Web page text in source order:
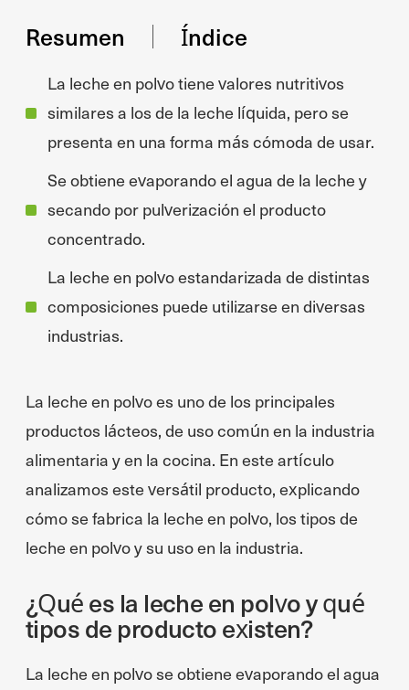
Resumen Índice
La leche en polvo tiene valores nutritivos
similares a los de la leche líquida, pero se
presenta en una forma más cómoda de usar.
Se obtiene evaporando el agua de la leche y
secando por pulverización el producto
concentrado.
La leche en polvo estandarizada de distintas
composiciones puede utilizarse en diversas
industrias.
La leche en polvo es uno de los principales
productos lácteos, de uso común en la industria
alimentaria y en la cocina. En este artículo
analizamos este versátil producto, explicando
cómo se fabrica la leche en polvo, los tipos de
leche en polvo y su uso en la industria.
¿Qué es la leche en polvo y qué
tipos de producto existen?
La leche en polvo se obtiene evaporando el agua